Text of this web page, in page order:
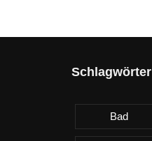
Schlagwörter
Bad